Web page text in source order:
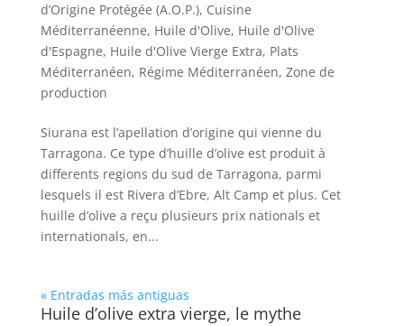
d’Origine Protégée (A.O.P.), Cuisine
Méditerranéenne, Huile d'Olive, Huile d'Olive
d'Espagne, Huile d'Olive Vierge Extra, Plats
Méditerranéen, Régime Méditerranéen, Zone de
production
Siurana est l’apellation d’origine qui vienne du
Tarragona. Ce type d’huille d’olive est produit à
differents regions du sud de Tarragona, parmi
lesquels il est Rivera d’Ebre, Alt Camp et plus. Cet
huille d’olive a reçu plusieurs prix nationals et
internationals, en...
« Entradas más antiguas
Huile d’olive extra vierge, le mythe